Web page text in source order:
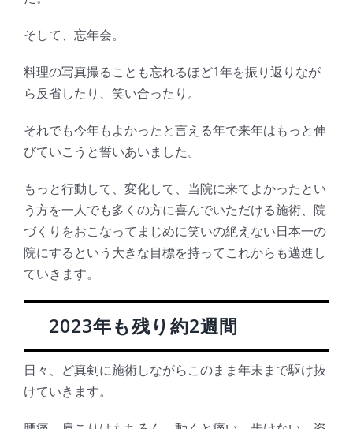
そして、忘年会。
料理の写真撮ることも忘れるほど1年を振り返りなが
ら反省したり、笑い合ったり。
それでも今年もよかったと言える年で来年はもっと伸
びていこうと誓いあいました。
もっと行動して、変化して、当院に来てよかったとい
う方を一人でも多くの方に喜んでいただける施術、院
づくりをおこなってまじめに笑いの絶えない日本一の
院にするという大きな目標を持ってこれからも邁進し
ていきます。
2023年も残り約2週間
日々、ど真剣に施術しながらこのまま年末まで駆け抜
けていきます。